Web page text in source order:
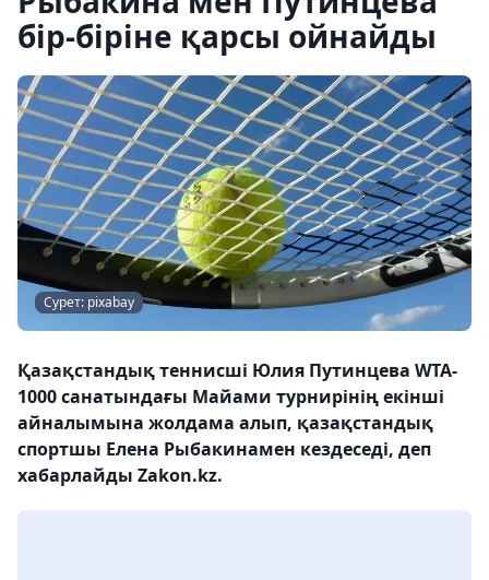
бір-біріне қарсы ойнайды
Сурет: pixabay
Қазақстандық теннисші Юлия Путинцева WTA-
1000 санатындағы Майами турнирінің екінші
айналымына жолдама алып, қазақстандық
спортшы Елена Рыбакинамен кездеседі, деп
хабарлайды Zakon.kz.